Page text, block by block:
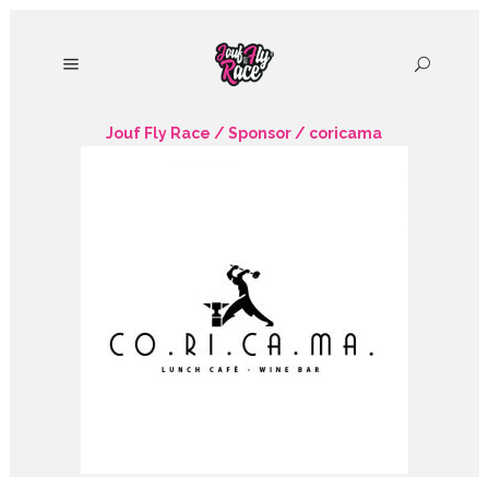
Jouf Fly Race /Sponsor/ coricama